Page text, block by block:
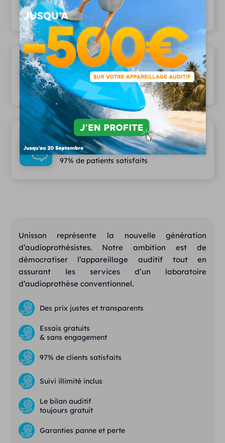
Plus de 1000 modèles disponibles
Les plus grandes marques partenaires
12 marques partenaires
Des services haut de gamme
97% de patients satisfaits
Unisson représente la nouvelle génération
d’audioprothésistes. Notre ambition est de
démocratiser l’appareillage auditif tout en
assurant les services d’un laboratoire
d’audioprothèse conventionnel.
Des prix justes et transparents
Essais gratuits
& sans engagement
97% de clients satisfaits
Suivi illimité inclus
Le bilan auditif
toujours gratuit
Garanties panne et perte